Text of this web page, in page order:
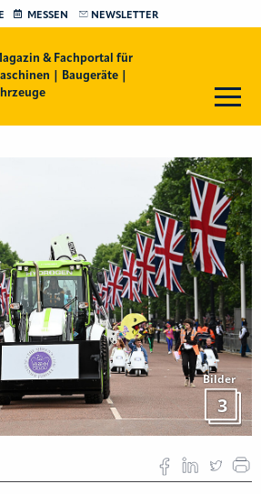
MESSEN NEWSLETTER
& Fachportal für
| Baugeräte |
Bilder
3